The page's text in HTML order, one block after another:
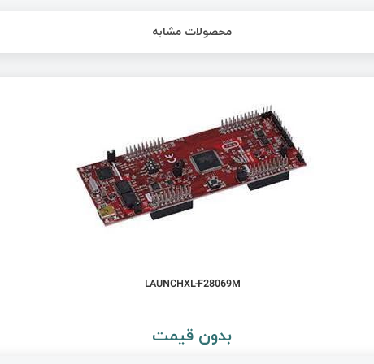
محصولات مشابه
LAUNCHXL-F28069M
بدون قیمت